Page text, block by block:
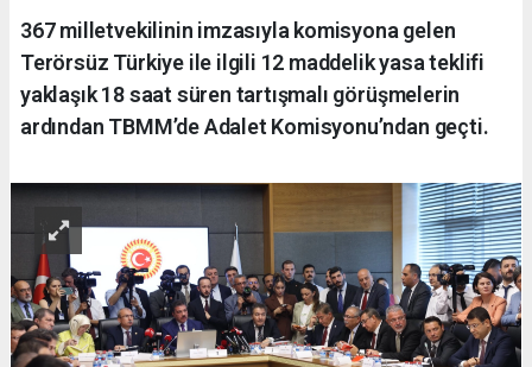
367 milletvekilinin imzasıyla komisyona gelen
Terörsüz Türkiye ile ilgili 12 maddelik yasa teklifi
yaklaşık 18 saat süren tartışmalı görüşmelerin
ardından TBMM’de Adalet Komisyonu’ndan geçti.